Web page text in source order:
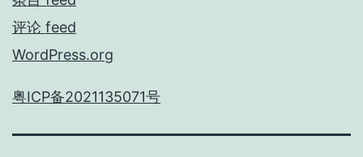
评论 feed
WordPress.org
粤ICP备2021135071号